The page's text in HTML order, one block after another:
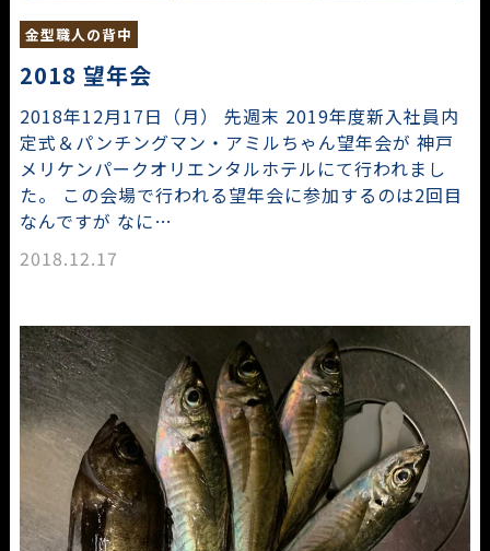
金型職人の背中
2018 望年会
2018年12月17日（月） 先週末 2019年度新入社員内
定式＆パンチングマン・アミルちゃん望年会が 神戸
メリケンパークオリエンタルホテルにて行われまし
た。 この会場で行われる望年会に参加するのは2回目
なんですが なに…
2018.12.17